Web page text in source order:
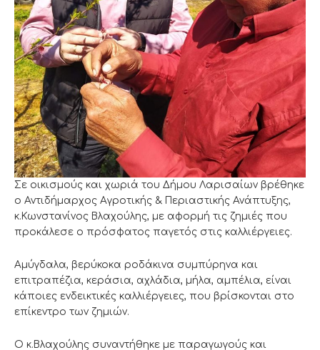
Σε οικισμούς και χωριά του Δήμου Λαρισαίων βρέθηκε
ο Αντιδήμαρχος Αγροτικής & Περιαστικής Ανάπτυξης,
κ.Κωνστανίνος Βλαχούλης, με αφορμή τις ζημιές που
προκάλεσε ο πρόσφατος παγετός στις καλλιέργειες.
Αμύγδαλα, βερύκοκα ροδάκινα συμπύρηνα και
επιτραπέζια, κεράσια, αχλάδια, μήλα, αμπέλια, είναι
κάποιες ενδεικτικές καλλιέργειες, που βρίσκονται στο
επίκεντρο των ζημιών.
Ο κ.Βλαχούλης συναντήθηκε με παραγωγούς και